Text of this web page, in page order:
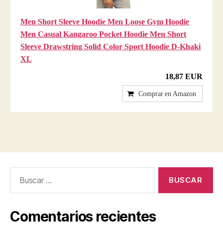
Men Short Sleeve Hoodie Men Loose Gym Hoodie
Men Casual Kangaroo Pocket Hoodie Men Short
Sleeve Drawstring Solid Color Sport Hoodie D-Khaki
XL
18,87 EUR
Comprar en Amazon
Comentarios recientes